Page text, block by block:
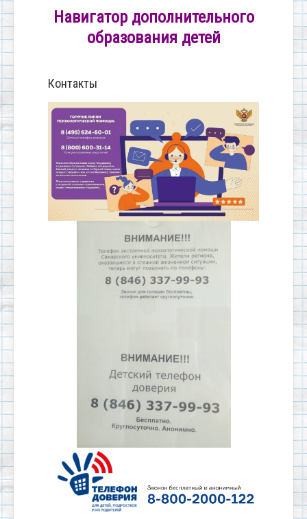
Навигатор дополнительного
образования детей
Контакты